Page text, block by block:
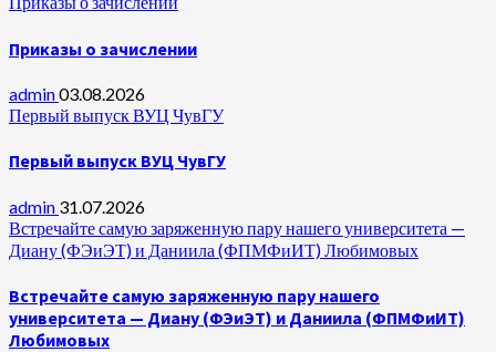
Приказы о зачислении
admin03.08.2026
Первый выпуск ВУЦ ЧувГУ
Первый выпуск ВУЦ ЧувГУ
admin 31.07.2026
Встречайте самую заряженную пару нашего университета —
Диану (ФЭиЭТ) и Даниила (ФПМФиИТ) Любимовых
Встречайте самую заряженную пару нашего
университета — Диану (ФЭиЭТ) и Даниила (ФПМФиИТ)
Любимовых